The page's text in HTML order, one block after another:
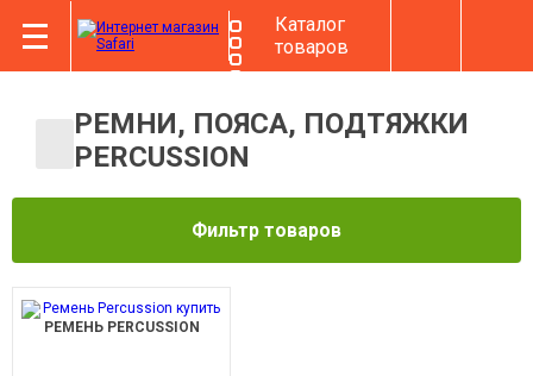
Каталог
товаров
РЕМНИ, ПОЯСА, ПОДТЯЖКИ
PERCUSSION
Фильтр товаров
РЕМЕНЬ PERCUSSION